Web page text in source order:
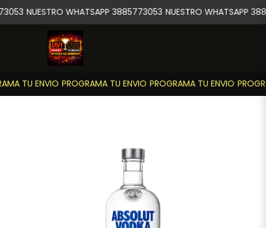
TU ENVIO PROGRAMA TU ENVIO PROGRAMA TU ENVIO
NUESTRO WHATSAPP 3885773053 NUESTRO WHATSAPP